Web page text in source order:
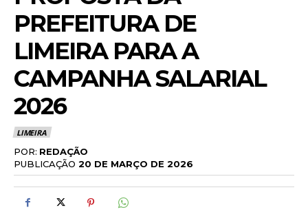
PREFEITURA DE
LIMEIRA PARA A
CAMPANHA SALARIAL
2026
LIMEIRA
POR: REDAÇÃO
PUBLICAÇÃO 20 DE MARÇO DE 2026